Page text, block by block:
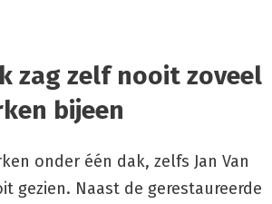
zag zelf nooit zoveel
bijeen
onder één dak, zelfs Jan Van
gezien. Naast de gerestaureerde